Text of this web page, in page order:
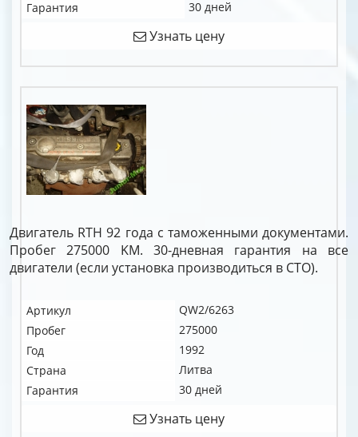
Гарантия 30 дней
Узнать цену
Двигатель RTH 92 года с таможенными документами.
Пробег 275000 KM. 30-дневная гарантия на все
двигатели (если установка производиться в СТО).
Артикул
QW2/6263
Пробег
275000
Год
1992
Страна
Литва
Гарантия
30 дней
Узнать цену